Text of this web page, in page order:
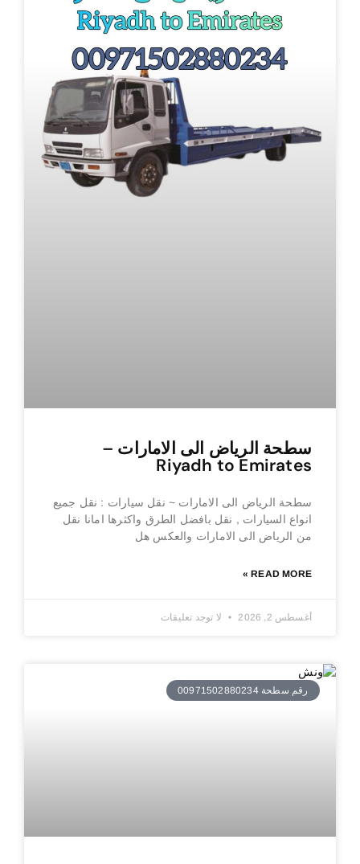
سطحة الرياض الى الامارات –
Riyadh to Emirates
سطحة الرياض الى الامارات ~ نقل سيارات : نقل جميع
انواع السيارات , نقل بافضل الطرق واكثرها امانا نقل
من الرياض الى الامارات والعكس هل
READ MORE »
أغسطس 2, 2026 لا توجد تعليقات
رقم سطحة 00971502880234